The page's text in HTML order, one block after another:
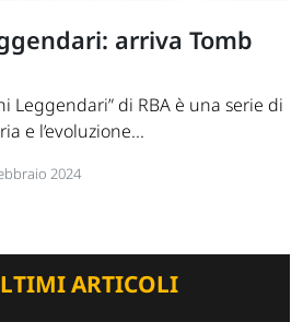
arriva Tomb
Leggendari” di RBA è una serie di
e l’evoluzione...
2024
ARTICOLI